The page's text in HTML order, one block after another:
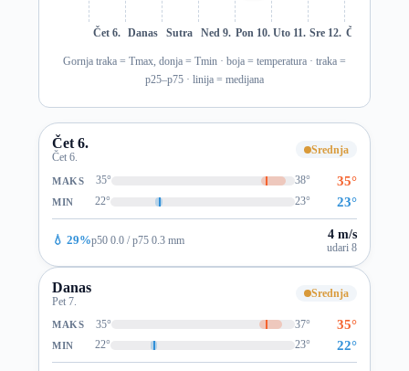
Čet 6. Danas Sutra Ned 9. Pon 10. Uto 11. Sre 12. Čet 13.
Gornja traka = Tmax, donja = Tmin · boja = temperatura · traka =
p25–p75 · linija = medijana
Čet 6.
Čet 6.
Srednja
MAKS 35° 38° 35°
MIN 22° 23° 23°
💧 29%p50 0.0 / p75 0.3 mm 4 m/s
udari 8
Danas
Pet 7.
Srednja
MAKS 35° 37° 35°
MIN 22° 23° 22°